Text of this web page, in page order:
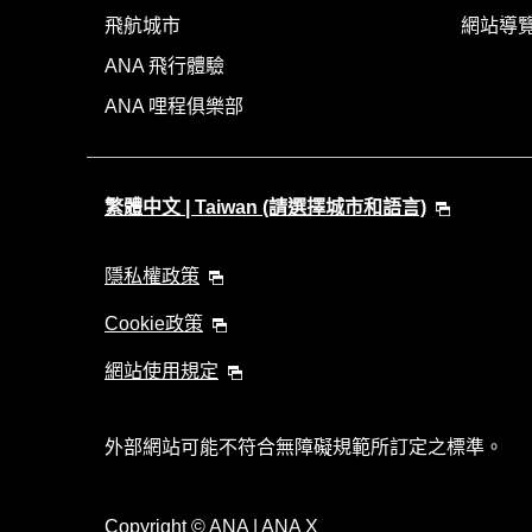
飛航城市
ANA 飛行體驗
ANA 哩程俱樂部
網站導
繁體中文 | Taiwan (請選擇城市和語言)
隱私權政策
Cookie政策
網站使用規定
外部網站可能不符合無障礙規範所訂定之標準。
Copyright© ANA | ANA X